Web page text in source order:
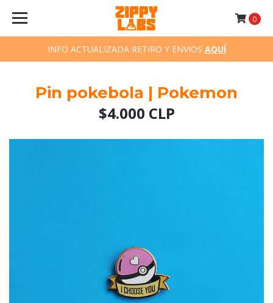
INFO ACTUALIZADA RETIRO Y ENVIOS AQUÍ
0
Pin pokebola | Pokemon
$4.000 CLP